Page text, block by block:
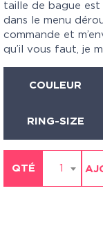
taille de bague est
dans le menu
commande et
qu’il vous faut, je
COULEUR
RING-SIZE
QTÉ 1